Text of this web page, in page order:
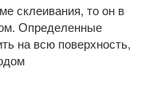
склеивания, то он в
Определенные
на всю поверхность,